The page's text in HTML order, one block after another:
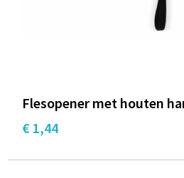
Flesopener met houten
€ 1,44